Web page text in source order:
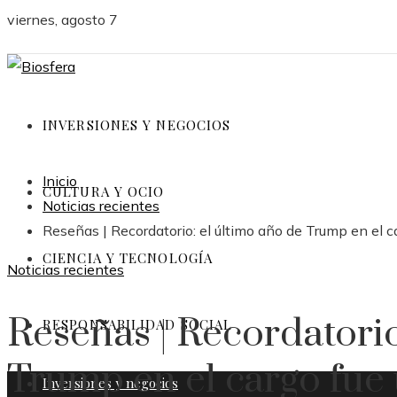
viernes, agosto 7
INVERSIONES Y NEGOCIOS
CULTURA Y OCIO
CIENCIA Y TECNOLOGÍA
RESPONSABILIDAD SOCIAL
Inversiones y negocios
Inicio
Noticias recientes
Reseñas | Recordatorio: el último año de Trump en el
Noticias recientes
Reseñas |
Trump en el cargo